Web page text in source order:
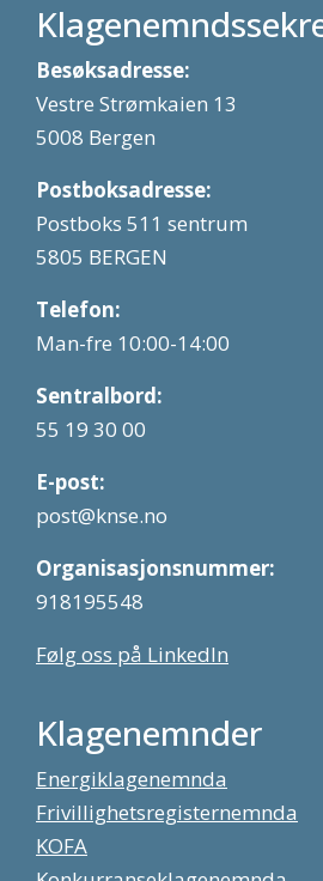
Besøksadresse:
Vestre Strømkaien 13
5008 Bergen
Postboksadresse:
Postboks 511 sentrum
5805 BERGEN
Telefon:
Man-fre 10:00-14:00
Sentralbord:
55 19 30 00
E-post:
post@knse.no
Organisasjonsnummer:
918195548
Følg oss på LinkedIn
Klagenemnder
Energiklagenemnda
Frivillighetsregisternemnda
KOFA